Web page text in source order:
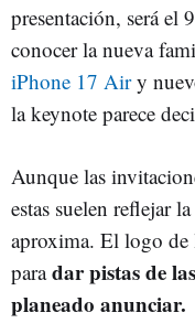
presentación, será el
conocer la nueva
iPhone 17 Airy
la keynote parece
Aunque las
estas suelen reflejar
aproxima. El logo de
paradar pistas de
planeado anunciar.